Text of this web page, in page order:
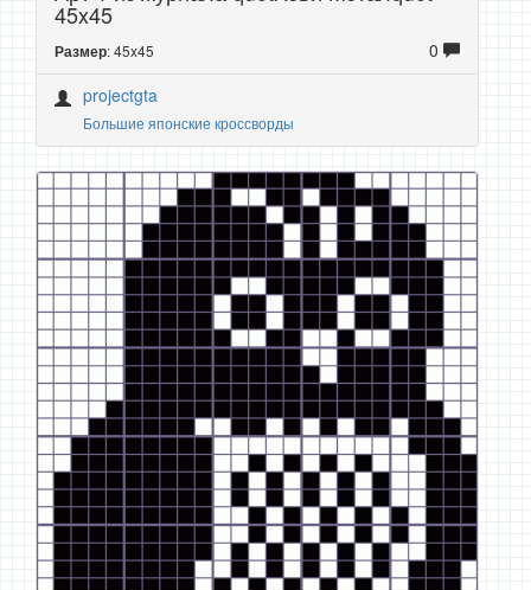
45x45
Размер: 45x45
0
projectgta
Большие японские кроссворды